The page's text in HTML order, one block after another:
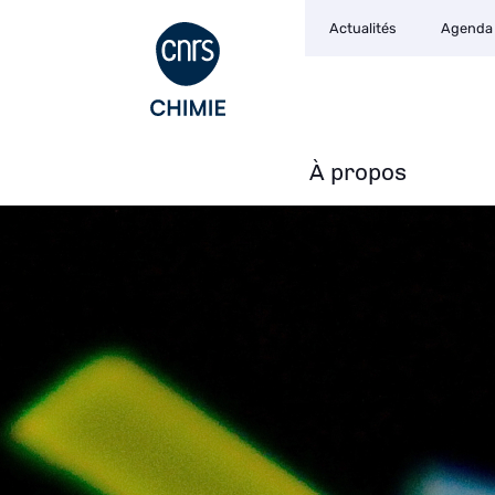
Navigation
principale
À propos
secondaire
Actualités Agenda